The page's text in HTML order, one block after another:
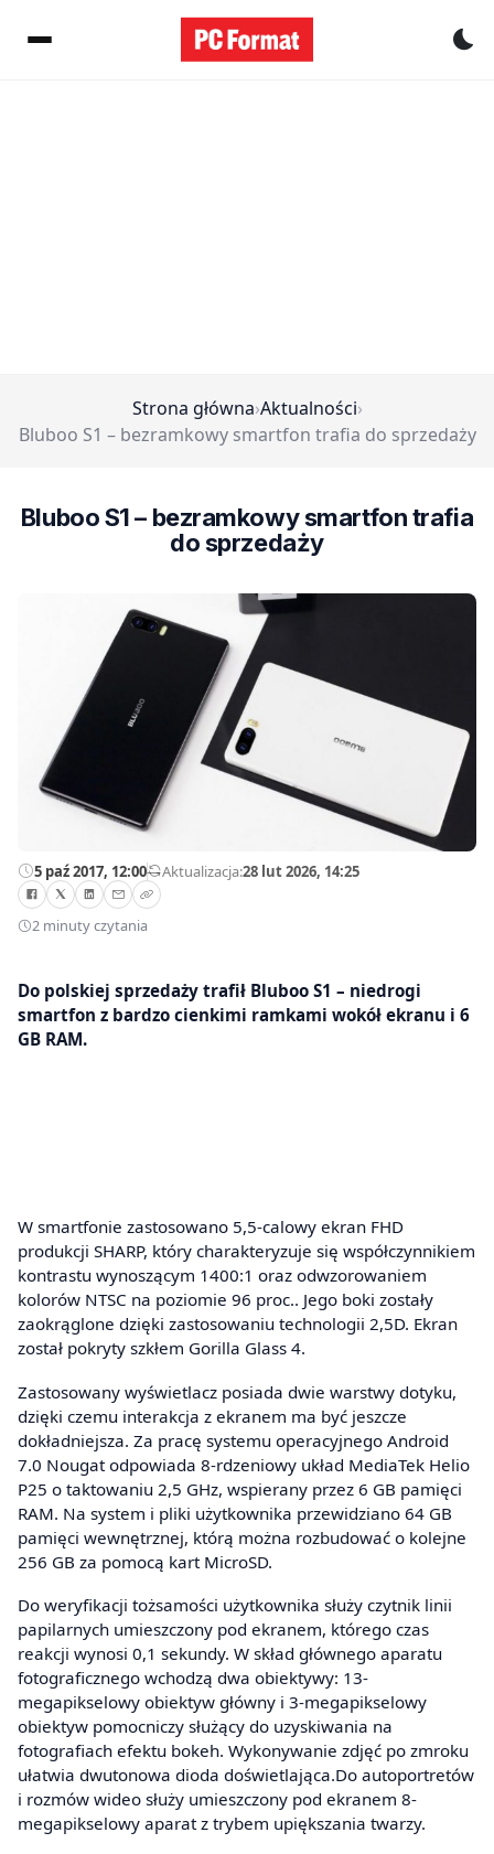
Strona główna›Aktualności›
Bluboo S1 – bezramkowy smartfon trafia do sprzedaży
Bluboo S1 – bezramkowy smartfon trafia
do sprzedaży
5 paź 2017, 12:00—Aktualizacja:28 lut 2026, 14:25
2 minuty czytania
Do polskiej sprzedaży trafił Bluboo S1 – niedrogi
smartfon z bardzo cienkimi ramkami wokół ekranu i 6
GB RAM.
W smartfonie zastosowano 5,5-calowy ekran FHD
produkcji SHARP, który charakteryzuje się współczynnikiem
kontrastu wynoszącym 1400:1 oraz odwzorowaniem
kolorów NTSC na poziomie 96 proc.. Jego boki zostały
zaokrąglone dzięki zastosowaniu technologii 2,5D. Ekran
został pokryty szkłem Gorilla Glass 4.
Zastosowany wyświetlacz posiada dwie warstwy dotyku,
dzięki czemu interakcja z ekranem ma być jeszcze
dokładniejsza. Za pracę systemu operacyjnego Android
7.0 Nougat odpowiada 8-rdzeniowy układ MediaTek Helio
P25 o taktowaniu 2,5 GHz, wspierany przez 6 GB pamięci
RAM. Na system i pliki użytkownika przewidziano 64 GB
pamięci wewnętrznej, którą można rozbudować o kolejne
256 GB za pomocą kart MicroSD.
Do weryfikacji tożsamości użytkownika służy czytnik linii
papilarnych umieszczony pod ekranem, którego czas
reakcji wynosi 0,1 sekundy. W skład głównego aparatu
fotograficznego wchodzą dwa obiektywy: 13-
megapikselowy obiektyw główny i 3-megapikselowy
obiektyw pomocniczy służący do uzyskiwania na
fotografiach efektu bokeh. Wykonywanie zdjęć po zmroku
ułatwia dwutonowa dioda doświetlająca.Do autoportretów
i rozmów wideo służy umieszczony pod ekranem 8-
megapikselowy aparat z trybem upiększania twarzy.